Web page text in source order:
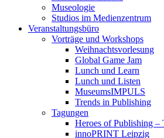
Museologie
Studios im Medienzentrum
Veranstaltungsbüro
Vorträge und Workshops
Weihnachtsvorlesung
Global Game Jam
Lunch und Learn
Lunch und Listen
MuseumsIMPULS
Trends in Publishing
Tagungen
Heroes of Publishing –
innoPRINT Leipzig